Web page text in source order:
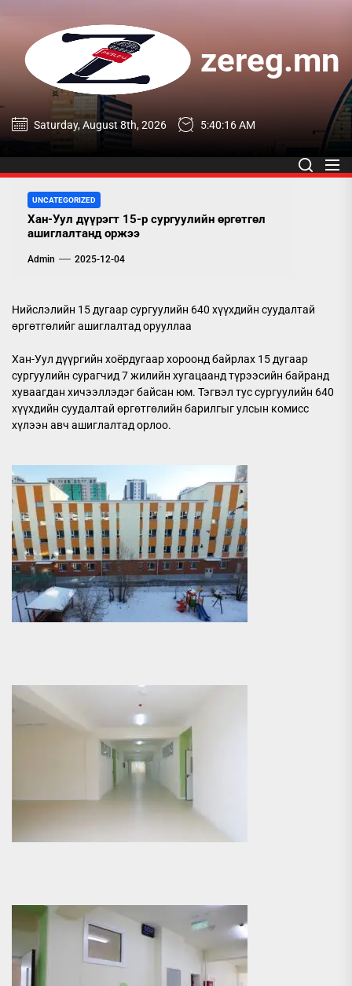
content
zereg.mn
zereg.mn
Saturday, August 8th, 2026 5:40:17 AM
UNCATEGORIZED
Хан-Уул дүүрэгт 15-р сургуулийн өргөтгөл
ашиглалтанд оржээ
Admin 2025-12-04
Нийслэлийн 15 дугаар сургуулийн 640 хүүхдийн суудалтай
өргөтгөлийг ашиглалтад орууллаа
Хан-Уул дүүргийн хоёрдугаар хороонд байрлах 15 дугаар
сургуулийн сурагчид 7 жилийн хугацаанд түрээсийн байранд
хуваагдан хичээллэдэг байсан юм. Тэгвэл тус сургуулийн 640
хүүхдийн суудалтай өргөтгөлийн барилгыг улсын комисс
хүлээн авч ашиглалтад орлоо.